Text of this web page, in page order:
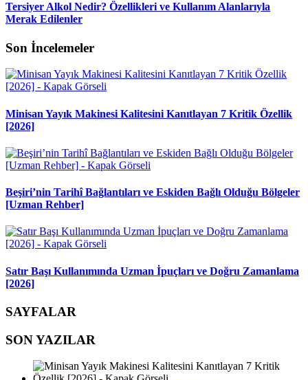
Tersiyer Alkol Nedir? Özellikleri ve Kullanım Alanlarıyla
Merak Edilenler
Son İncelemeler
Minisan Yayık Makinesi Kalitesini Kanıtlayan 7 Kritik Özellik
[2026]
Beşiri’nin Tarihî Bağlantıları ve Eskiden Bağlı Olduğu Bölgeler
[Uzman Rehber]
Satır Başı Kullanımında Uzman İpuçları ve Doğru Zamanlama
[2026]
SAYFALAR
SON YAZILAR